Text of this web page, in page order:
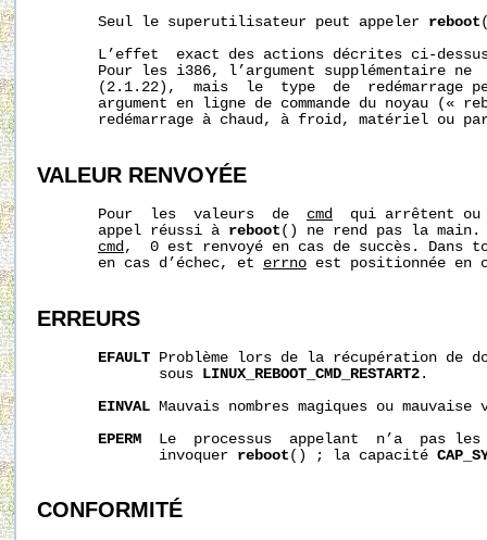
       Seul le superutilisateur peut appeler
reboot
L’effet  exact des actions décrites ci-
Pour les i386, l’argument supplémentaire ne
(2.1.22),  mais  le  type  de  redémarrage
argument en ligne de commande du noyau («
redémarrage à chaud, à froid, matériel ou
VALEUR RENVOYÉE
       Pour  les  valeurs  de
cmd
qui arrêtent ou
       appel réussi à
reboot () ne rend pas la
cmd ,  0 est renvoyé en cas de succès. Dans
       en cas d’échec, et
errno est positionnée en
ERREURS
EFAULT Problème lors de la récupération de
              sous
LINUX_REBOOT_CMD_RESTART2 .
EINVAL Mauvais nombres magiques ou
EPERM
Le  processus  appelant  n’a  pas
              invoquer
reboot () ; la capacité
CONFORMITÉ